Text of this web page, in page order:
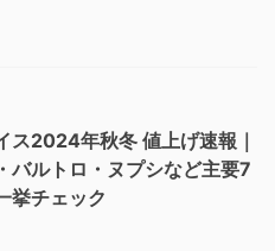
ス2024年秋冬 値上げ速報｜
バルトロ・ヌプシなど主要7
挙チェック